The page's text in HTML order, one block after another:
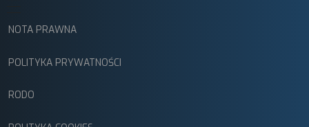
NOTA PRAWNA
POLITYKA PRYWATNOŚCI
RODO